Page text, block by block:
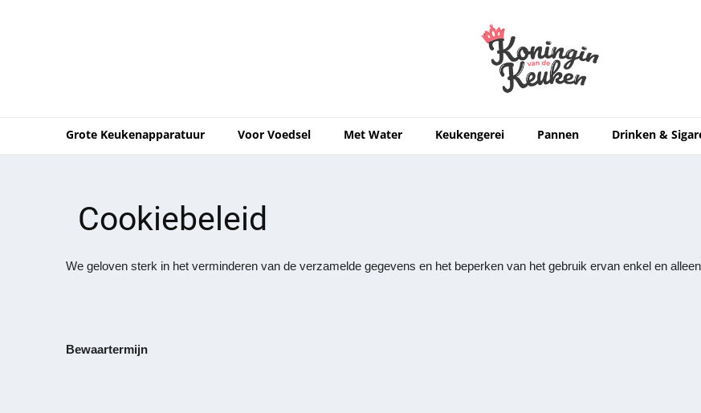
Grote Keukenapparatuur Voor Voedsel Met Water Keukengerei Pannen Drinken &
Cookiebeleid
We geloven sterk in het verminderen van de verzamelde gegevens en het beperken van het gebruik ervan enkel en
Bewaartermijn